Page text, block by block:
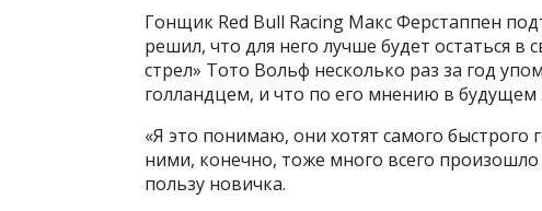
Гонщик Red Bull Racing Макс Ферстаппен
решил, что для него лучше будет остаться
стрел» Тото Вольф несколько раз за год
голландцем, и что по его мнению в будущем
«Я это понимаю, они хотят самого
ними, конечно, тоже много всего
пользу новичка.